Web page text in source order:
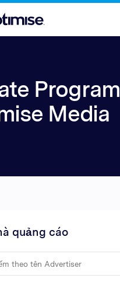
Program |
Media
quảng cáo